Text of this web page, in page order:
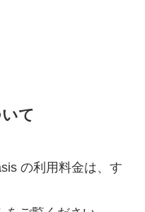
て
の利用料金は、す